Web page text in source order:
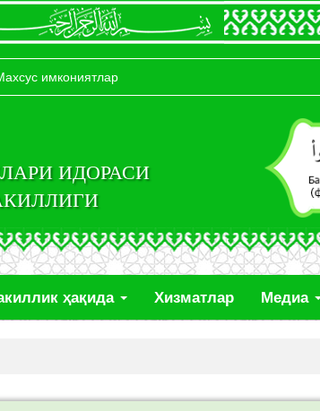
имкониятлар
ИДОРАСИ
ҳақида Хизматлар Медиа